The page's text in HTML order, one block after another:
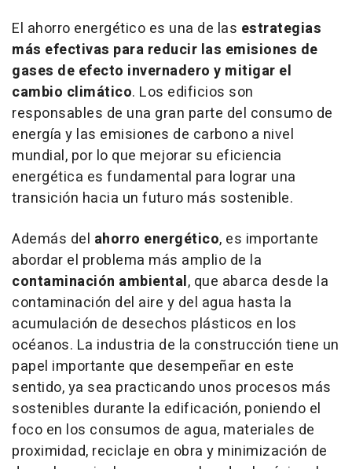
El ahorro energético es una de las estrategias
más efectivas para reducir las emisiones de
gases de efecto invernadero y mitigar el
cambio climático. Los edificios son
responsables de una gran parte del consumo de
energía y las emisiones de carbono a nivel
mundial, por lo que mejorar su eficiencia
energética es fundamental para lograr una
transición hacia un futuro más sostenible.
Además del ahorro energético, es importante
abordar el problema más amplio de la
contaminación ambiental, que abarca desde la
contaminación del aire y del agua hasta la
acumulación de desechos plásticos en los
océanos. La industria de la construcción tiene un
papel importante que desempeñar en este
sentido, ya sea practicando unos procesos más
sostenibles durante la edificación, poniendo el
foco en los consumos de agua, materiales de
proximidad, reciclaje en obra y minimización de